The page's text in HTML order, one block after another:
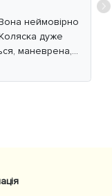
неймовірно
дуже
маневрена,
капюшон